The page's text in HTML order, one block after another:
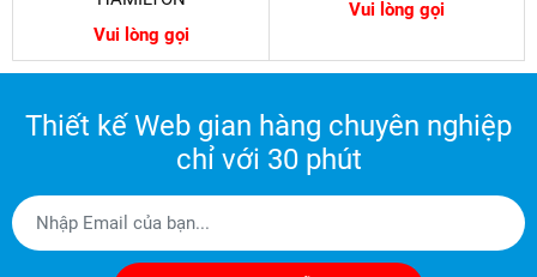
Vui lòng gọi
Vui lòng gọi
Thiết kế Web gian hàng chuyên nghiệp
chỉ với 30 phút